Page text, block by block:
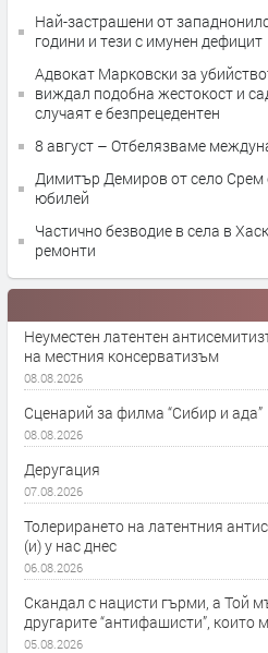
Най-застрашени от
години и тези с имунен дефицит
Адвокат Марковски за
виждал подобна жестокост и
случаят е безпрецедентен
8 август – Отбелязваме
Димитър Демиров от село Срем
юбилей
Частично безводие в села в
ремонти
Неуместен латентен
на местния консерватизъм
08.08.2026
Сценарий за филма “Сибир и ада”
08.08.2026
Деругация
07.08.2026
Толерирането на латентния
(и) у нас днес
06.08.2026
Скандал с нацисти гърми, а Той
другарите “антифашисти”, които
05.08.2026